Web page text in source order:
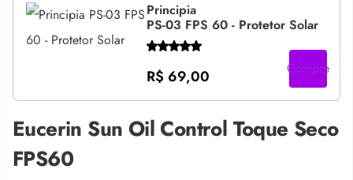
Principia
PS-03 FPS 60 - Protetor Solar
R$ 69,00 Compre
Eucerin Sun Oil Control Toque Seco
FPS60